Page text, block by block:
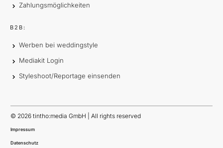
Zahlungsmöglichkeiten
B2B:
Werben bei weddingstyle
Mediakit Login
Styleshoot/Reportage einsenden
© 2026 tintho:media GmbH | All rights reserved
Impressum
Datenschutz